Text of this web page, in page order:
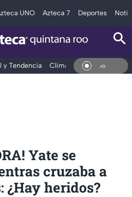
UNO Azteca 7 Deportes
y Tendencia Clima Tráfico En
Yate se
cruzaba a
¿Hay heridos?